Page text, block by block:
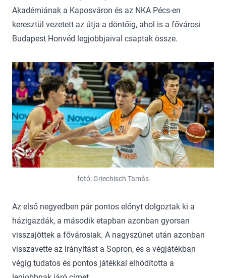
Akadémiának a Kaposváron és az NKA Pécs-en
keresztül vezetett az útja a döntőig, ahol is a fővárosi
Budapest Honvéd legjobbjaival csaptak össze.
fotó: Griechisch Tamás
Az első negyedben pár pontos előnyt dolgoztak ki a
házigazdák, a második etapban azonban gyorsan
visszajöttek a fővárosiak. A nagyszünet után azonban
visszavette az irányítást a Sopron, és a végjátékban
végig tudatos és pontos játékkal elhódította a